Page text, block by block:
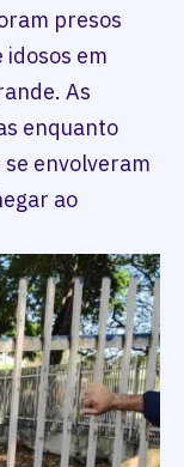
presos
idosos em
As
enquanto
envolveram
ao